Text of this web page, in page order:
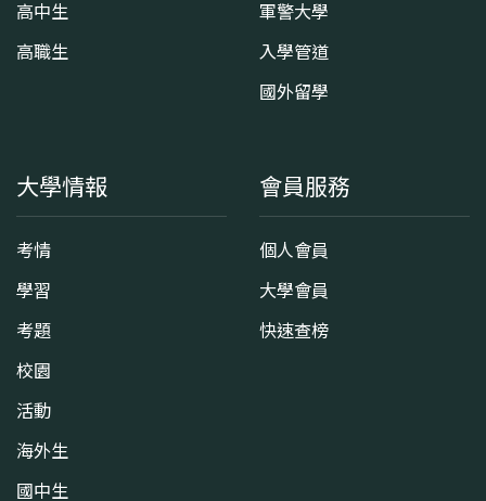
高中生
高職生
軍警大學
入學管道
國外留學
大學情報
考情
學習
考題
校園
活動
海外生
國中生
會員服務
個人會員
大學會員
快速查榜